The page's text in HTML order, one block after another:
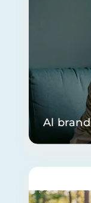
Al brand